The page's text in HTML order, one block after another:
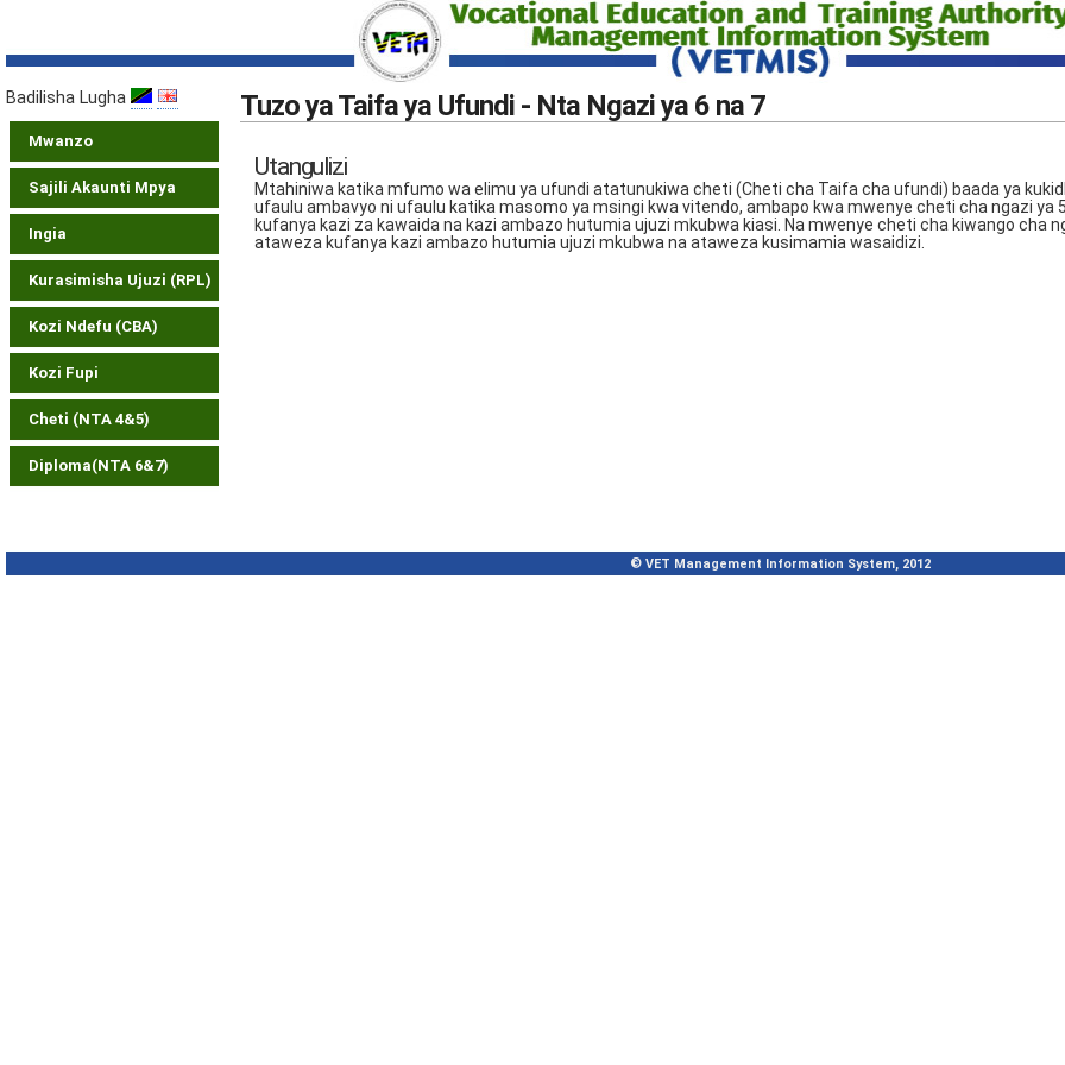
Badilisha Lugha
Mwanzo
Sajili Akaunti Mpya
Ingia
Kurasimisha Ujuzi (RPL)
Kozi Ndefu (CBA)
Kozi Fupi
Cheti (NTA 4&5)
Diploma(NTA 6&7)
Tuzo ya Taifa ya Ufundi - Nta Ngazi ya 6 na 7
Utangulizi
Mtahiniwa katika mfumo wa elimu ya ufundi atatunukiwa cheti (Cheti cha Taifa cha ufundi) baada ya
ufaulu ambavyo ni ufaulu katika masomo ya msingi kwa vitendo, ambapo kwa mwenye cheti cha ngazi ya
kufanya kazi za kawaida na kazi ambazo hutumia ujuzi mkubwa kiasi. Na mwenye cheti cha kiwango cha
ataweza kufanya kazi ambazo hutumia ujuzi mkubwa na ataweza kusimamia wasaidizi.
© VET Management Information System, 2012